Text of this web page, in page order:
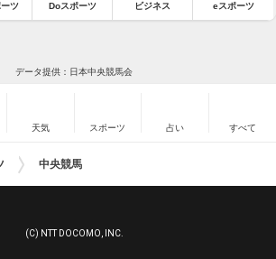
ツ Doスポーツ ビジネス eスポーツ
データ提供：日本中央競馬会
天気 スポーツ 占い すべて
中央競馬
(C) NTT DOCOMO, INC.